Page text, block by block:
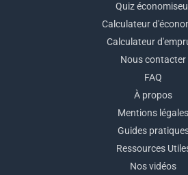
Quiz
Calculateur
Calculateur
Nous contacter
FAQ
À propos
Mentions légales
Guides
Ressources
Nos vidéos